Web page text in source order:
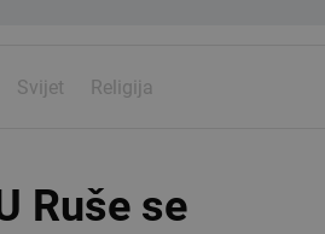
Svijet Religija
Ruše se